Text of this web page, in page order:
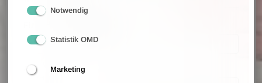
Anrede
Notwendig
Statistik OMD
Marketing